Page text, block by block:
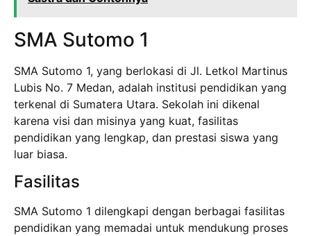
SMA Sutomo 1
SMA Sutomo 1, yang berlokasi di Jl. Letkol Martinus
Lubis No. 7 Medan, adalah institusi pendidikan yang
terkenal di Sumatera Utara. Sekolah ini dikenal
karena visi dan misinya yang kuat, fasilitas
pendidikan yang lengkap, dan prestasi siswa yang
luar biasa.
Fasilitas
SMA Sutomo 1 dilengkapi dengan berbagai fasilitas
pendidikan yang memadai untuk mendukung proses